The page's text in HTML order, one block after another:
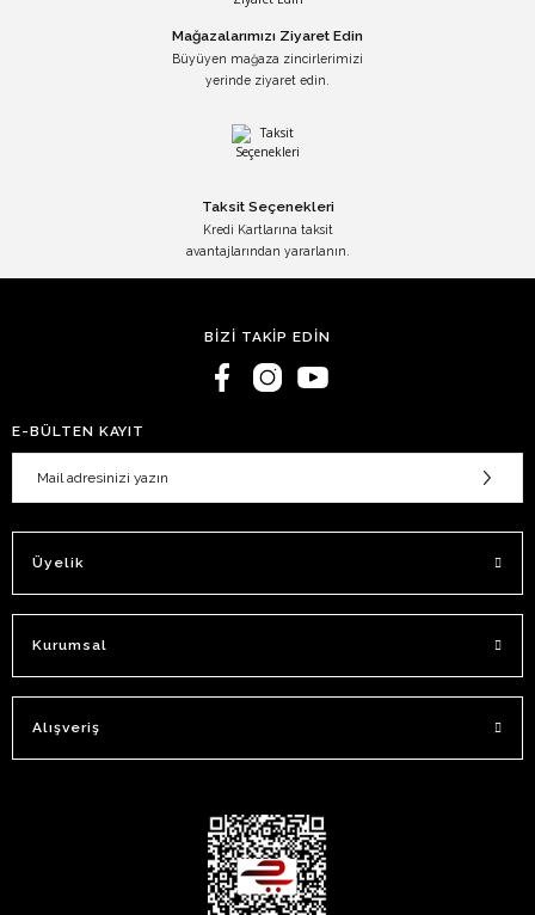
Mağazalarımızı Ziyaret Edin
Büyüyen mağaza zincirlerimizi
yerinde ziyaret edin.
Taksit Seçenekleri
Kredi Kartlarına taksit
avantajlarından yararlanın.
BİZİ TAKİP EDİN
E-BÜLTEN KAYIT
Üyelik
Kurumsal
Alışveriş